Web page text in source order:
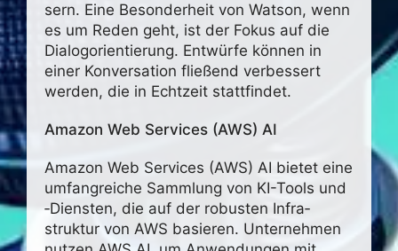
sern. Eine Beson­der­heit von Watson, wenn
es um Reden geht, ist der Fokus auf die
Dialog­ori­en­tie­rung. Entwürfe können in
einer Konver­sa­tion flie­ßend verbes­sert
werden, die in Echt­zeit stattfindet.
Amazon Web Services (AWS) AI
Amazon Web Services (AWS) AI bietet eine
umfang­reiche Samm­lung von KI-Tools und
‑Diensten, die auf der robusten Infra­
struktur von AWS basieren. Unter­nehmen